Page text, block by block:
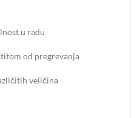
u radu
od pregrevanja
veličina